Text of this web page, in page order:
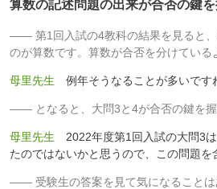
算数の記述問題の出来が合否の鍵
第1回入試の4教科の結果を見ると
のが算数です。算数が合否を分けている
母里先生 例年そうなることが多いです
となると、大問3と4が合否の鍵を握
母里先生 2022年度第1回入試の大問3
たのではないかと思うので、この問題を
受験生の答案を見て気になることは